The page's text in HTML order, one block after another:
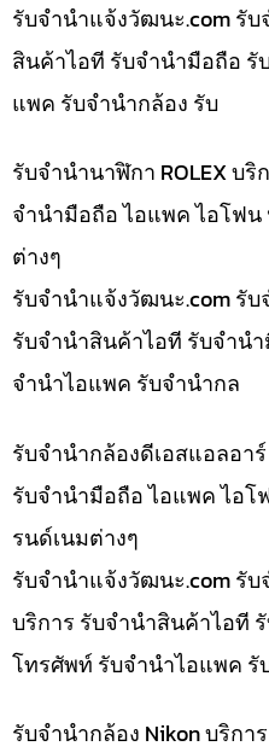
รับจํานําแจ้งวัฒนะ.com รับ
สินค้าไอที รับจำนำมือถือ
แพค รับจำนำกล้อง รับ
รับจำนำนาฬิกา ROLEX บ
จำนำมือถือ ไอแพค ไอโฟ
ต่างๆ
รับจํานําแจ้งวัฒนะ.com รับ
รับจำนำสินค้าไอที รับจำน
จำนำไอแพค รับจำนำกล
รับจำนำกล้องดีเอสแอลอา
รับจำนำมือถือ ไอแพค ไอ
รนด์เนมต่างๆ
รับจํานําแจ้งวัฒนะ.com รั
บริการ รับจำนำสินค้าไอที
โทรศัพท์ รับจำนำไอแพค รั
รับจำนำกล้อง Nikon บริก